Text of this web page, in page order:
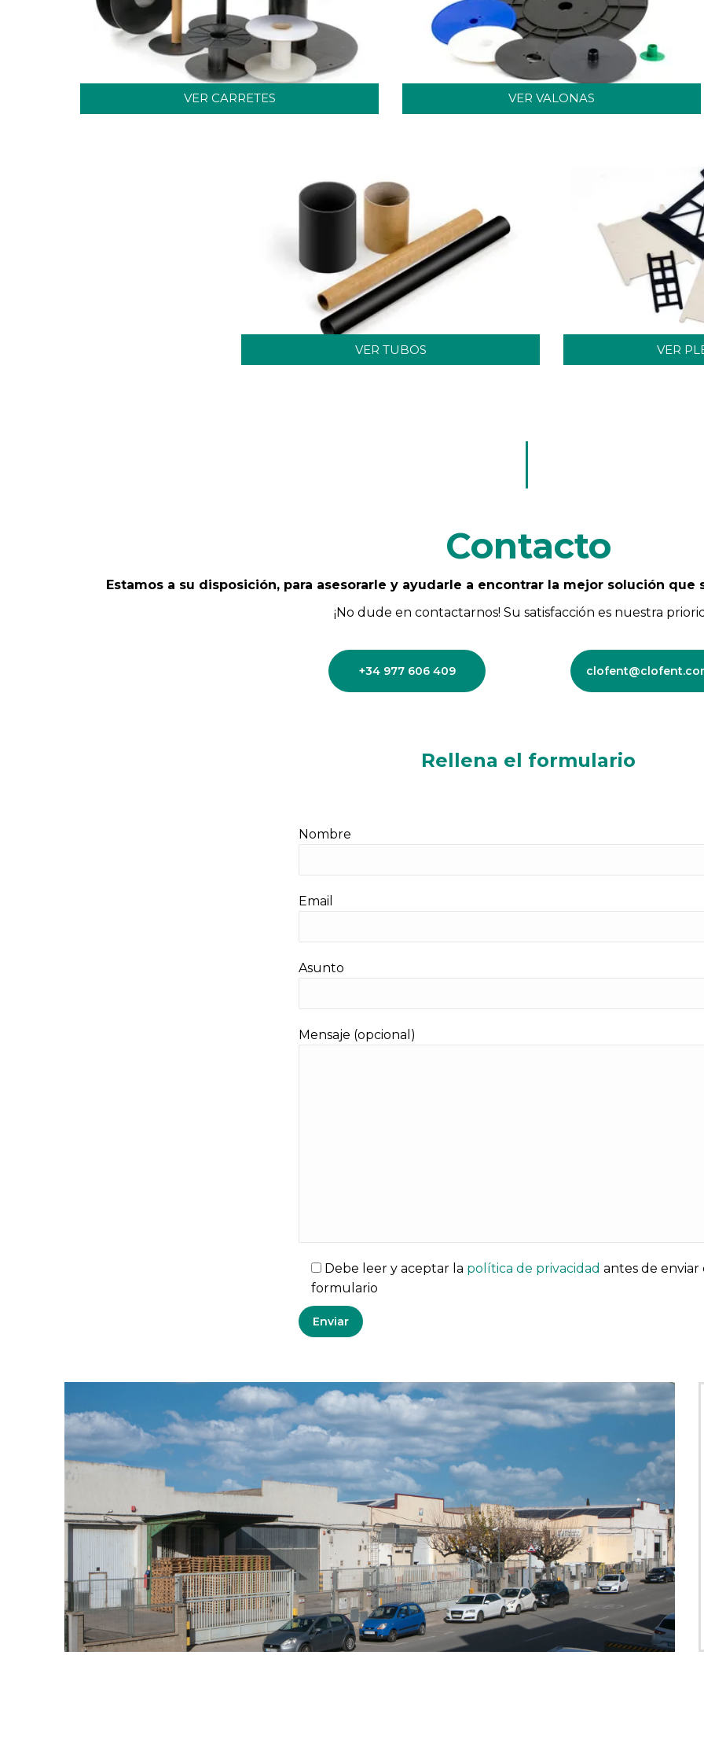
VER CARRETES VER VALONAS
VER TUBOS VER
Contacto
Estamos a su disposición, para asesorarle y ayudarle a encontrar la mejor solución
¡No dude en contactarnos! Su satisfacción es nuestra
+34 977 606 409
Rellena el formulario
Nombre
Email
Asunto
Mensaje (opcional)
Debe leer y aceptar la política de privacidad antes de enviar
formulario